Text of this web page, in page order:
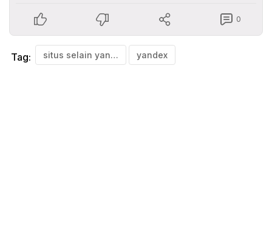
0
Tag: situs selain yandex yandex